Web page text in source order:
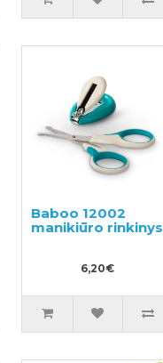
Baboo 12002
manikiūro rinkinys
6,20€